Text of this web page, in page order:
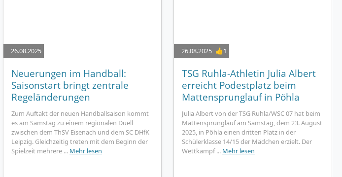
26.08.2025
Neuerungen im Handball:
Saisonstart bringt zentrale
Regeländerungen
Zum Auftakt der neuen Handballsaison kommt
es am Samstag zu einem regionalen Duell
zwischen dem ThSV Eisenach und dem SC DHfK
Leipzig. Gleichzeitig treten mit dem Beginn der
Spielzeit mehrere ... Mehr lesen
26.08.2025 👍1
TSG Ruhla-Athletin Julia Albert
erreicht Podestplatz beim
Mattensprunglauf in Pöhla
Julia Albert von der TSG Ruhla/WSC 07 hat beim
Mattensprunglauf am Samstag, dem 23. August
2025, in Pöhla einen dritten Platz in der
Schülerklasse 14/15 der Mädchen erzielt. Der
Wettkampf ... Mehr lesen